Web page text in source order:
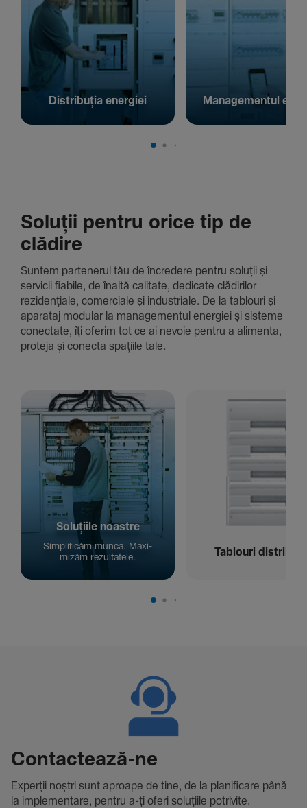
Distribuția energiei Managementul
Soluții pentru orice tip de
clădire
Suntem parte­nerul tău de încre­dere pentru soluții și
servicii fiabile, de înaltă cali­tate, dedi­cate clădi­rilor
rezi­den­țiale, comer­ciale și indus­triale. De la tablouri și
aparataj modular la managementul energiei și sisteme
conec­tate, îți oferim tot ce ai nevoie pentru a alimenta,
proteja și conecta spațiile tale.
Solu­țiile noastre
Simpli­ficăm munca. Maxi­
mizăm rezul­ta­tele.
Tablouri
Contac­tează-ne
Experții noștri sunt aproape de tine, de la plani­fi­care până
la imple­men­tare, pentru a-ți oferi solu­țiile potri­vite.